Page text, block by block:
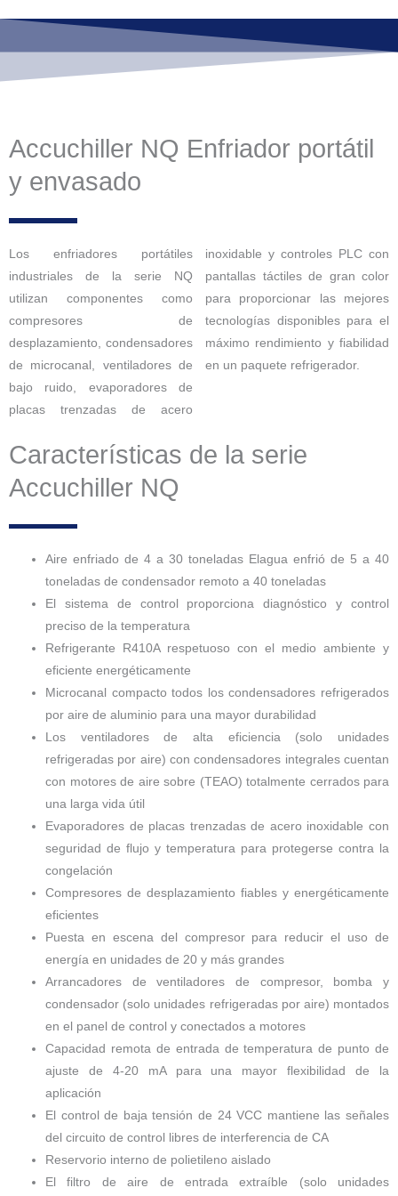
Accuchiller NQ Enfriador portátil
y envasado
Los enfriadores portátiles
industriales de la serie NQ
utilizan componentes como
compresores de
desplazamiento, condensadores
de microcanal, ventiladores de
bajo ruido, evaporadores de
placas trenzadas de acero
inoxidable y controles PLC con
pantallas táctiles de gran color
para proporcionar las mejores
tecnologías disponibles para el
máximo rendimiento y fiabilidad
en un paquete refrigerador.
Características de la serie
Accuchiller NQ
Aire enfriado de 4 a 30 toneladas Elagua enfrió de 5 a 40
toneladas de condensador remoto a 40 toneladas
El sistema de control proporciona diagnóstico y control
preciso de la temperatura
Refrigerante R410A respetuoso con el medio ambiente y
eficiente energéticamente
Microcanal compacto todos los condensadores refrigerados
por aire de aluminio para una mayor durabilidad
Los ventiladores de alta eficiencia (solo unidades
refrigeradas por aire) con condensadores integrales cuentan
con motores de aire sobre (TEAO) totalmente cerrados para
una larga vida útil
Evaporadores de placas trenzadas de acero inoxidable con
seguridad de flujo y temperatura para protegerse contra la
congelación
Compresores de desplazamiento fiables y energéticamente
eficientes
Puesta en escena del compresorpara reducir el uso de
energía en unidades de 20 y más grandes
Arrancadores de ventiladores de compresor, bomba y
condensador (solo unidades refrigeradas por aire) montados
en el panel de control y conectados a motores
Capacidad remota de entrada de temperatura de punto de
ajuste de 4-20 mA para una mayor flexibilidad de la
aplicación
El control de baja tensión de 24 VCC mantiene las señales
del circuito de control libres de interferencia de CA
Reservorio interno de polietileno aislado
El filtro de aire de entrada extraíble (solo unidades